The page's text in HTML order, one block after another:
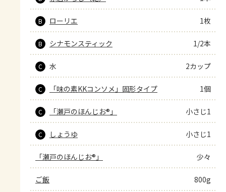
B ローリエ 1枚
B シナモンスティック 1/2本
C 水 2カップ
C 「味の素KKコンソメ」固形タイプ 1個
C 「瀬戸のほんじお®」 小さじ1
C しょうゆ 小さじ1
「瀬戸のほんじお®」 少々
ご飯 800g